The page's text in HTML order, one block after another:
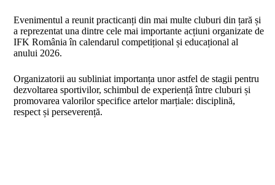
Evenimentul a reunit practicanți din mai multe cluburi din țară și
a reprezentat una dintre cele mai importante acțiuni organizate de
IFK România în calendarul competițional și educațional al
anului 2026.
Organizatorii au subliniat importanța unor astfel de stagii pentru
dezvoltarea sportivilor, schimbul de experiență între cluburi și
promovarea valorilor specifice artelor marțiale: disciplină,
respect și perseverență.